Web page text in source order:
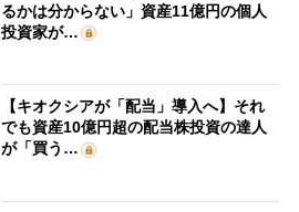
るかは分からない」資産11億円の個人
投資家が…
【キオクシアが「配当」導入へ】それ
でも資産10億円超の配当株投資の達人
が「買う…